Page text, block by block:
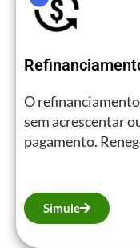
O
sem acrescentar
pagamento.
Simule